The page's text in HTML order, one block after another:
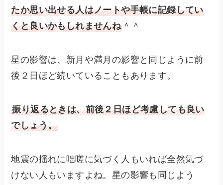
たか思い出せる人はノートや手帳に記録してい
くと良いかもしれませんね ＾＾
星の影響は、新月や満月の影響と同じように前
後２日ほど続いていることもあります。
振り返るときは、前後２日ほど考慮しても良い
でしょう。
地震の揺れに咄嗟に気づく人もいれば全然気づ
けない人もいますよね。星の影響も同じよう